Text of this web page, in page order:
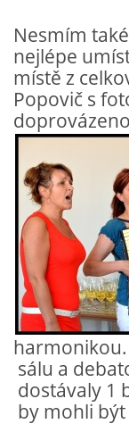
Nesmím
nejlépe
místě z
Popovič s
harmonikou
sálu a
dostávaly 1
by mohli být